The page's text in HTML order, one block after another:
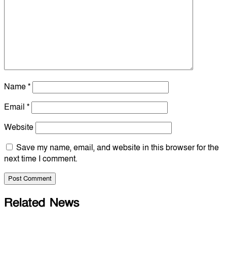
Name*
Email *
Website
Save my name, email, and website in this browser for the
next time I comment.
Related News